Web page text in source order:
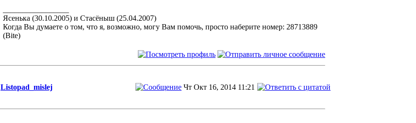
Ясенька (30.10.2005) и Стасёныш (25.04.2007)
Когда Вы думаете о том, что я, возможно, могу Вам помочь, просто наберите номер: 28713889
(Bite)
Listopad_mislej Чт Окт 16, 2014 11:21